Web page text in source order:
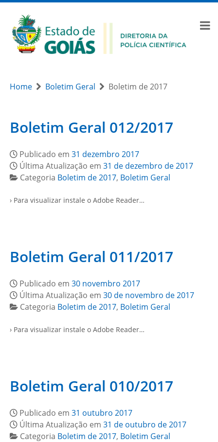
Home Boletim Geral Boletim de 2017
Boletim Geral 012/2017
Publicado em 31 dezembro 2017
Última Atualização em 31 de dezembro de 2017
Categoria Boletim de 2017, Boletim Geral
› Para visualizar instale o Adobe Reader…
Boletim Geral 011/2017
Publicado em 30 novembro 2017
Última Atualização em 30 de novembro de 2017
Categoria Boletim de 2017, Boletim Geral
› Para visualizar instale o Adobe Reader…
Boletim Geral 010/2017
Publicado em 31 outubro 2017
Última Atualização em 31 de outubro de 2017
Categoria Boletim de 2017, Boletim Geral